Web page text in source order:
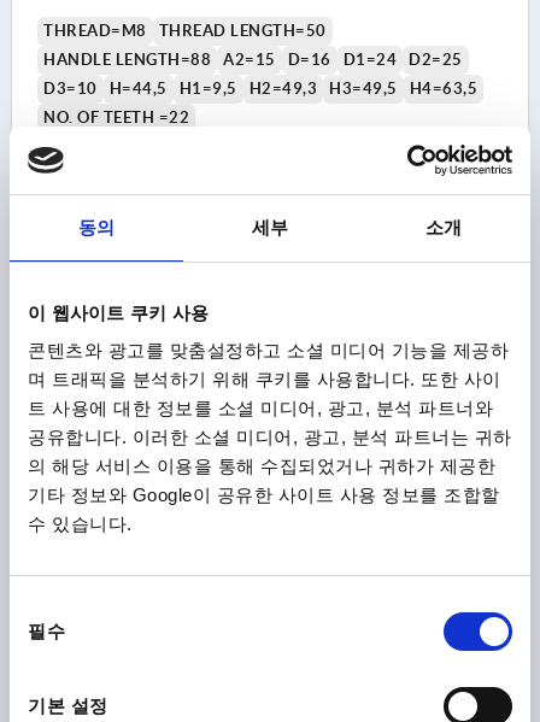
동의 세부 소개
이 웹사이트 쿠키 사용
콘텐츠와 광고를 맞춤설정하고 소셜 미디어 기능을 제공하
며 트래픽을 분석하기 위해 쿠키를 사용합니다. 또한 사이
트 사용에 대한 정보를 소셜 미디어, 광고, 분석 파트너와
공유합니다. 이러한 소셜 미디어, 광고, 분석 파트너는 귀하
의 해당 서비스 이용을 통해 수집되었거나 귀하가 제공한
기타 정보와 Google이 공유한 사이트 사용 정보를 조합할
수 있습니다.
필수
기본 설정
THREAD=M8
THREAD LENGTH=50
HANDLE LENGTH=88
A2=15 D=16 D1=24
D2=25
D3=10
H=44,5 H1=9,5 H2=49,3 H3=49,5
H4=63,5
NO. OF TEETH =22
Order number:
₩33,530
plus sales tax
DETAILS
K0112
TENSION LEVER W.SAFETY FUNCTION SIZE:1 M08X60,
HANDLE LENGTH=88
D2=25
H4=63,5
Order number: